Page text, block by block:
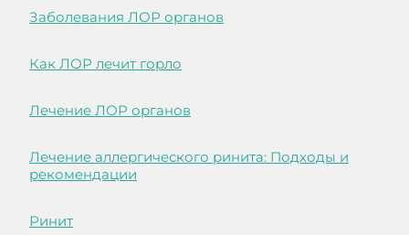
Заболевания ЛОР органов
Как ЛОР лечит горло
Лечение ЛОР органов
Лечение аллергического ринита: Подходы и
рекомендации
Ринит